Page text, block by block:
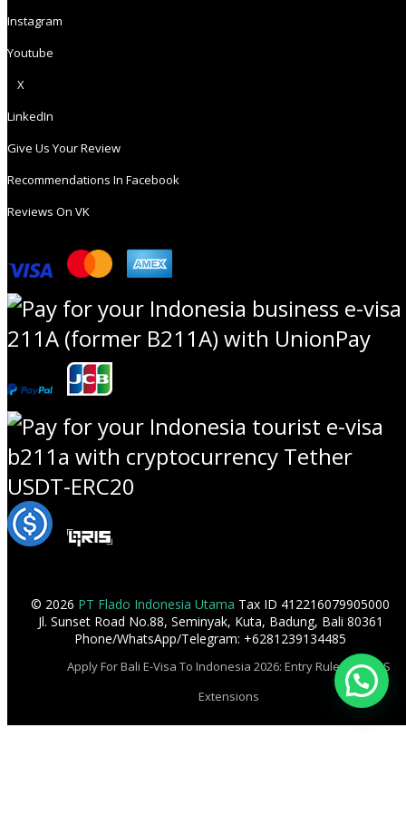
Instagram
Youtube
X
LinkedIn
Give Us Your Review
Recommendations In Facebook
Reviews On VK
© 2026 PT Flado Indonesia Utama Tax ID 412216079905000
Jl. Sunset Road No.88, Seminyak, Kuta, Badung, Bali 80361
Phone/WhatsApp/Telegram: +6281239134485
Apply For Bali E-Visa To Indonesia 2026: Entry Rules & KITAS
Extensions